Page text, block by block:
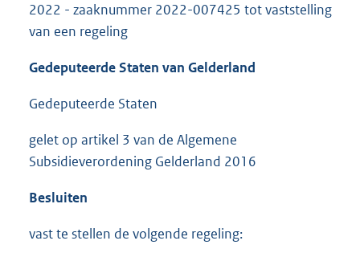
2022 - zaaknummer 2022-007425 tot vaststelling
van een regeling
Gedeputeerde Staten van Gelderland
Gedeputeerde Staten
gelet op artikel 3 van de Algemene
Subsidieverordening Gelderland 2016
Besluiten
vast te stellen de volgende regeling: